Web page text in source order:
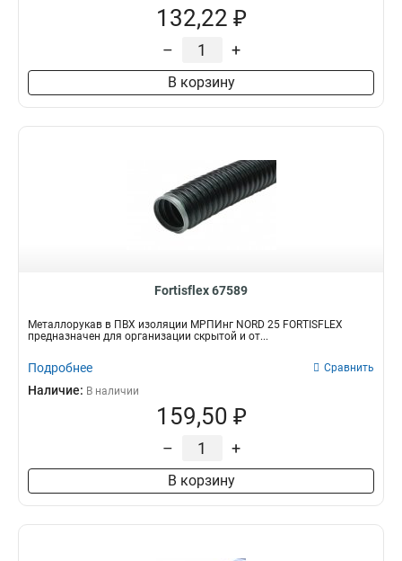
132,22 ₽
– +
В корзину
Fortisflex 67589
Металлорукав в ПВХ изоляции МРПИнг NORD 25 FORTISFLEX
предназначен для организации скрытой и от...
Подробнее Сравнить
Наличие: В наличии
159,50 ₽
– +
В корзину